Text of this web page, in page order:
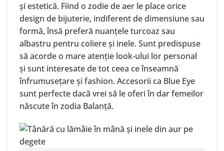
și estetică. Fiind o zodie de aer le place orice
design de bijuterie, indiferent de dimensiune sau
formă, însă preferă nuanțele turcoaz sau
albastru pentru coliere și inele. Sunt predispuse
să acorde o mare atenție look-ului lor personal
și sunt interesate de tot ceea ce înseamnă
înfrumusețare și fashion. Accesorii ca Blue Eye
sunt perfecte dacă vrei să le oferi în dar femeilor
născute în zodia Balanță.